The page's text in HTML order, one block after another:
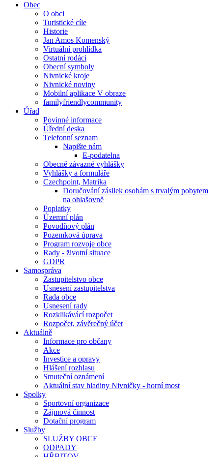
Obec
O obci
Turistické cíle
Historie
Jan Amos Komenský
Virtuální prohlídka
Ostatní rodáci
Obecní symboly
Nivnické kroje
Nivnické noviny
Mobilní aplikace V obraze
familyfriendlycommunity
Úřad
Povinné informace
Úřední deska
Telefonní seznam
Napište nám
E-podatelna
Obecně závazné vyhlášky
Vyhlášky a formuláře
Czechpoint, Matrika
Doručování zásilek osobám s trvalým pobytem
na ohlašovně
Poplatky
Územní plán
Povodňový plán
Pozemková úprava
Program rozvoje obce
Rady - životní situace
GDPR
Samospráva
Zastupitelstvo obce
Usnesení zastupitelstva
Rada obce
Usnesení rady
Rozklikávácí rozpočet
Rozpočet, závěrečný účet
Aktuálně
Informace pro občany
Akce
Investice a opravy
Hlášení rozhlasu
Smuteční oznámení
Aktuální stav hladiny Nivničky - horní most
Spolky
Sportovní organizace
Zájmová činnost
Dotační program
Služby
SLUŽBY OBCE
ODPADY